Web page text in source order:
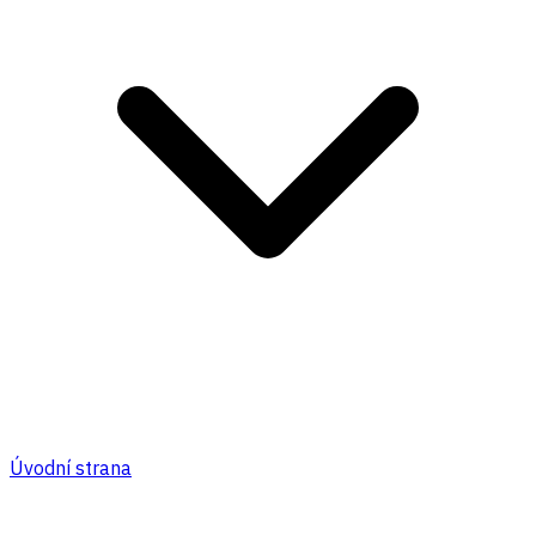
Úvodní strana